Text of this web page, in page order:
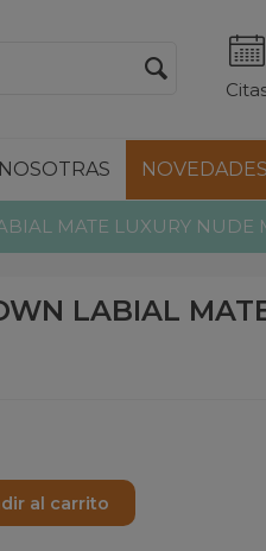
NOSOTRAS NOVEDADES
MATE LUXURY NUDE
LABIAL
al carrito